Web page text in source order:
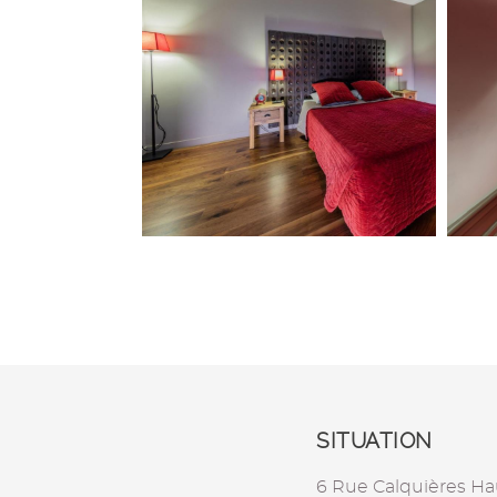
SITUATION
6 Rue Calquières